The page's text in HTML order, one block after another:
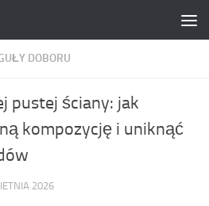
DOBORU
pustej ściany: jak
kompozycję i uniknąć
2026